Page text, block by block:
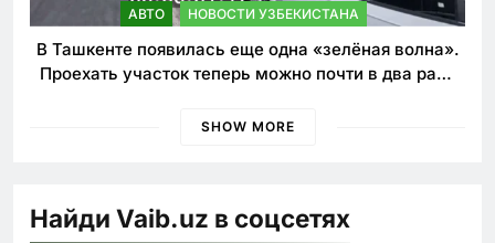
АВТО НОВОСТИ УЗБЕКИСТАНА
В Ташкенте появилась еще одна «зелёная волна».
Проехать участок теперь можно почти в два раза
SHOW MORE
Найди Vaib.uz в соцсетях